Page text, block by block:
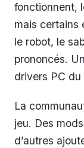
fonctionnent,
mais certains
le robot, le
prononcés.
drivers PC du
La
jeu. Des
d’autres